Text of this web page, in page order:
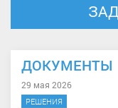
ДОКУМЕНТЫ
29 мая 2026
РЕШЕНИЯ